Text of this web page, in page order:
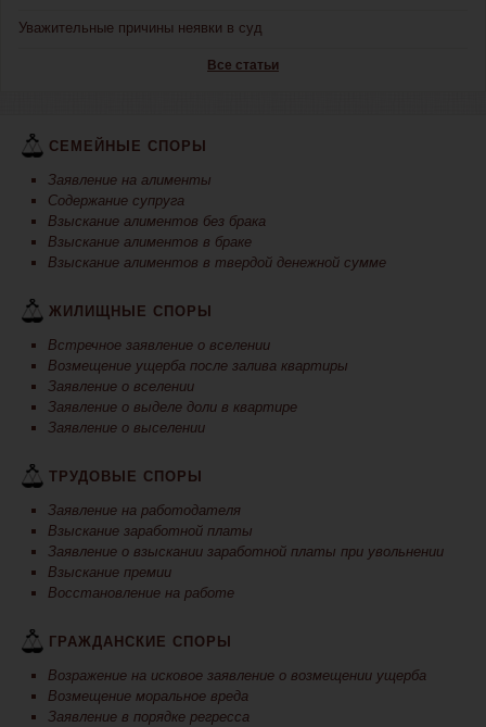
Уважительные причины неявки в суд
Все статьи
СЕМЕЙНЫЕ СПОРЫ
Заявление на алименты
Содержание супруга
Взыскание алиментов без брака
Взыскание алиментов в браке
Взыскание алиментов в твердой денежной сумме
ЖИЛИЩНЫЕ СПОРЫ
Встречное заявление о вселении
Возмещение ущерба после залива квартиры
Заявление о вселении
Заявление о выделе доли в квартире
Заявление о выселении
ТРУДОВЫЕ СПОРЫ
Заявление на работодателя
Взыскание заработной платы
Заявление о взыскании заработной платы при увольнении
Взыскание премии
Восстановление на работе
ГРАЖДАНСКИЕ СПОРЫ
Возражение на исковое заявление о возмещении ущерба
Возмещение моральное вреда
Заявление в порядке регресса